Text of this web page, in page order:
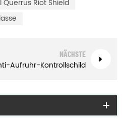
Riot Shield
NÄCHSTE
Aufruhr-Kontrollschild